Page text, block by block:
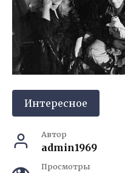
Интересное
Автор
admin1969
Просмотры